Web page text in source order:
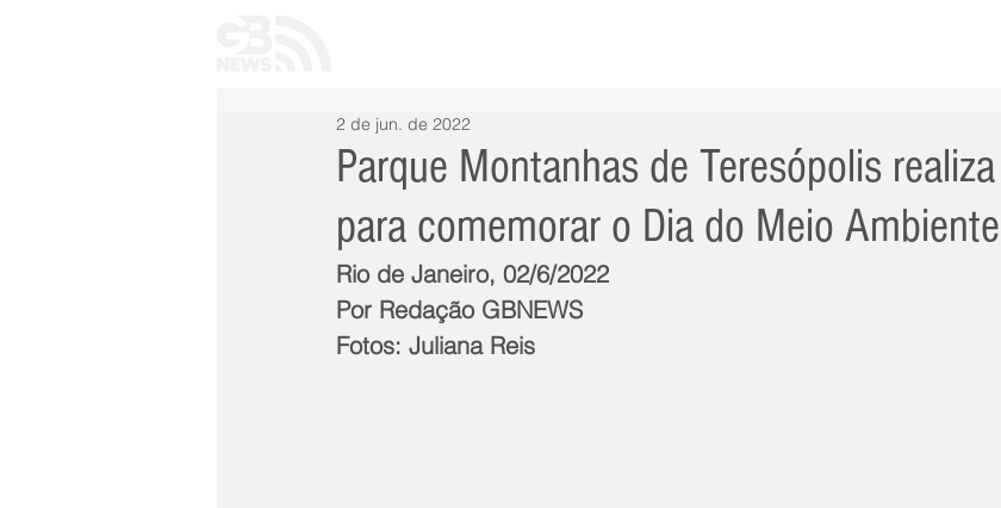
Parque Montanhas de Teresópolis
para comemorar o Dia do Meio Ambiente
2 de jun. de 2022
Rio de Janeiro, 02/6/2022
Por Redação GBNEWS
Fotos: Juliana Reis